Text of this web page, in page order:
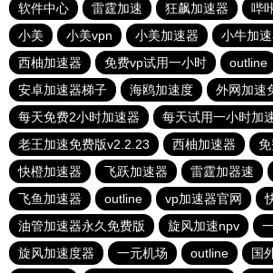
软件中心
雷霆加速 狂飙加速器 哔
小美
小美vpn 小美加速器 小牛加
西柚加速器
免费vp试用一小时 outline
安卓加速器梯子
海鸥加速度
外网加速
每天免费2小时加速器
每天试用一小时加
老王加速免费版v2.2.23
西柚加速器
快橙加速器
飞跃加速器 雷霆加器速
飞鱼加速器
outline vp加速器官网
油管加速器永久免费版
旋风加速npv
旋风加速度器
一元机场 outline 国